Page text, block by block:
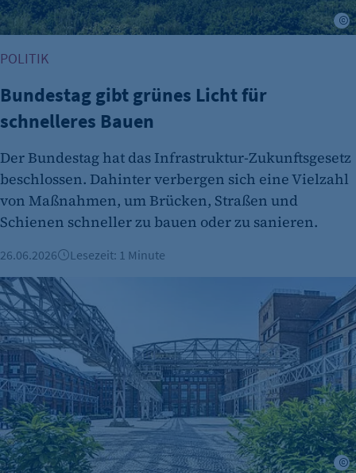
Name:
et_oi_v2
Zweck:
Cookie Erkennung
Cookie Laufzeit:
2 Jahre
etracker Analytics
et_allow_cookies
Anbieter:
etracker GmbH
Zweck:
Es erlaubt eTracker Cookies zu setzen.
Cookie Laufzeit:
480 Tage
etracker Analytics
Name:
POLITIK
Bundestag gibt grünes Licht für
schnelleres Bauen
Der Bundestag hat das Infrastruktur-Zukunftsgesetz
beschlossen. Dahinter verbergen sich eine Vielzahl
von Maßnahmen, um Brücken, Straßen und
Schienen schneller zu bauen oder zu sanieren.
26.06.2026 Lesezeit: 1 Minute
Umwidmung des Gewerbegebiets Tanklager Lankwitz